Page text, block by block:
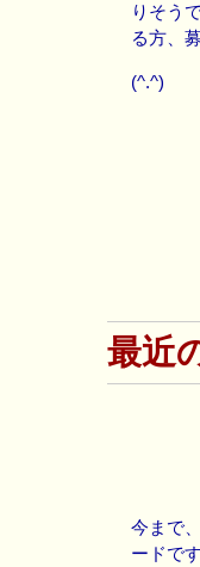
りそう
る方、
(^.^)
最近
今まで
ードで